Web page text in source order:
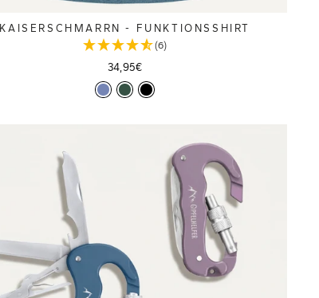
KAISERSCHMARRN - FUNKTIONSSHIRT
(6)
34,95€